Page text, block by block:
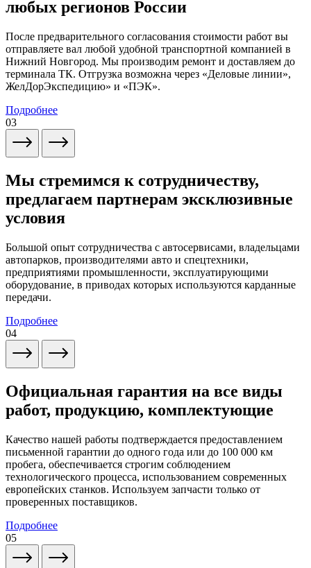
любых регионов России
После предварительного согласования стоимости работ вы
отправляете вал любой удобной транспортной компанией в
Нижний Новгород. Мы производим ремонт и доставляем до
терминала ТК. Отгрузка возможна через «Деловые линии»,
ЖелДорЭкспедицию» и «ПЭК».
Подробнее
03
Мы стремимся к сотрудничеству,
предлагаем партнерам эксклюзивные
условия
Большой опыт сотрудничества с автосервисами, владельцами
автопарков, производителями авто и спецтехники,
предприятиями промышленности, эксплуатирующими
оборудование, в приводах которых используются карданные
передачи.
Подробнее
04
Официальная гарантия на все виды
работ, продукцию, комплектующие
Качество нашей работы подтверждается предоставлением
письменной гарантии до одного года или до 100 000 км
пробега, обеспечивается строгим соблюдением
технологического процесса, использованием современных
европейских станков. Используем запчасти только от
проверенных поставщиков.
Подробнее
05